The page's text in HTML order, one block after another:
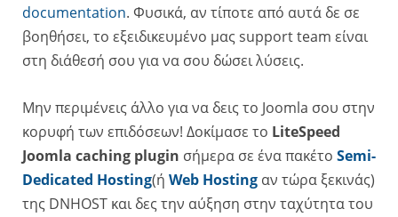
documentation. Φυσικά, αν τίποτε από αυτά δε σε
βοηθήσει, το εξειδικευμένο μας support team είναι
στη διάθεσή σου για να σου δώσει λύσεις.
Μην περιμένεις άλλο για να δεις το Joomla σου στην
κορυφή των επιδόσεων! Δοκίμασε το LiteSpeed
Joomla caching plugin σήμερα σε ένα πακέτο Semi-
Dedicated Hosting(ή Web Hosting αν τώρα ξεκινάς)
της DNHOST και δες την αύξηση στην ταχύτητα του